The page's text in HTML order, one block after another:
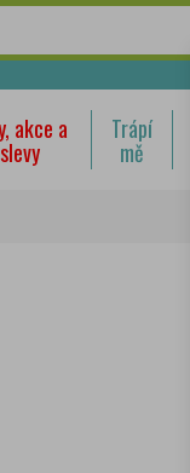
akce a
slevy
Trápí
mě